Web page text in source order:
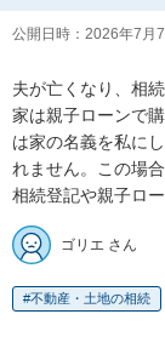
公開日時： 2026年7月
夫が亡くなり、相
家は親子ローンで
は家の名義を私に
れません。この場
相続登記や親子ロ
ゴリエ さん
不動産・土地の相続